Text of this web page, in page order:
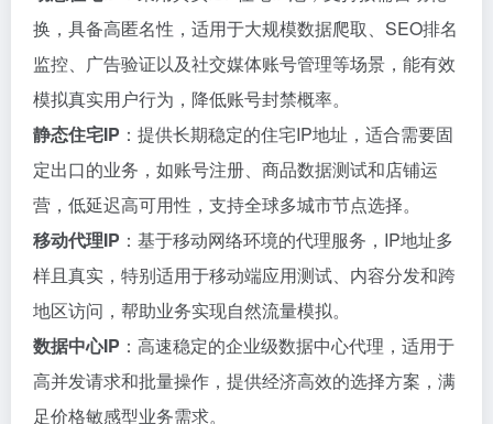
换，具备高匿名性，适用于大规模数据爬取、SEO排名
监控、广告验证以及社交媒体账号管理等场景，能有效
模拟真实用户行为，降低账号封禁概率。
静态住宅IP ：提供长期稳定的住宅IP地址，适合需要固
定出口的业务，如账号注册、商品数据测试和店铺运
营，低延迟高可用性，支持全球多城市节点选择。
移动代理IP ：基于移动网络环境的代理服务，IP地址多
样且真实，特别适用于移动端应用测试、内容分发和跨
地区访问，帮助业务实现自然流量模拟。
数据中心IP ：高速稳定的企业级数据中心代理，适用于
高并发请求和批量操作，提供经济高效的选择方案，满
足价格敏感型业务需求。